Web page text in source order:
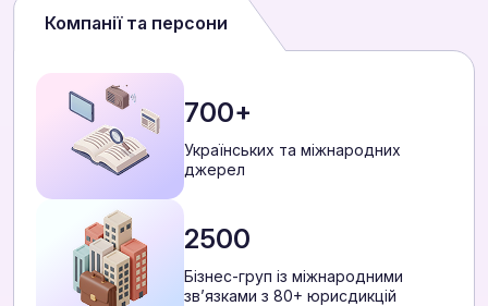
Компанії та персони
700+
Українських та міжнародних
джерел
2500
Бізнес-груп із міжнародними
звʼязками з 80+ юрисдикцій